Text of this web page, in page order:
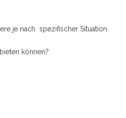
je nach spezifischer Situation.
können?